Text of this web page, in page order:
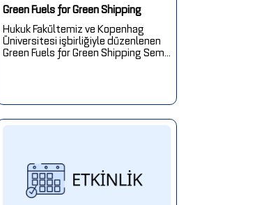
Green Fuels for Green Shipping
Hukuk Fakültemiz ve Kopenhag
Üniversitesi işbirliğiyle düzenlenen
Green Fuels for Green Shipping Sem...